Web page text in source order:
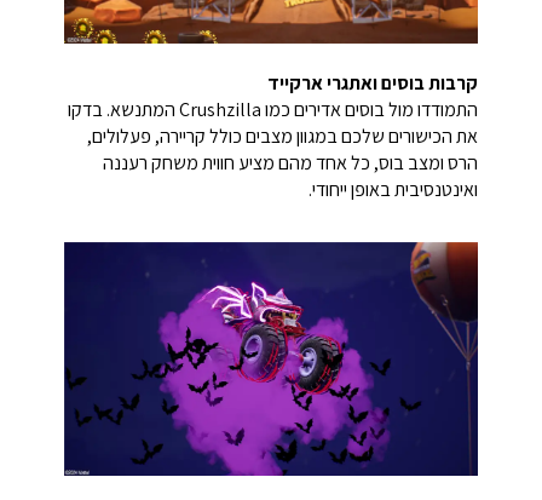
קרבות בוסים ואתגרי ארקייד
התמודדו מול בוסים אדירים כמו Crushzilla המתנשא. בדקו
את הכישורים שלכם במגוון מצבים כולל קריירה, פעלולים,
הרס ומצב בוס, כל אחד מהם מציע חווית משחק רעננה
ואינטנסיבית באופן ייחודי.